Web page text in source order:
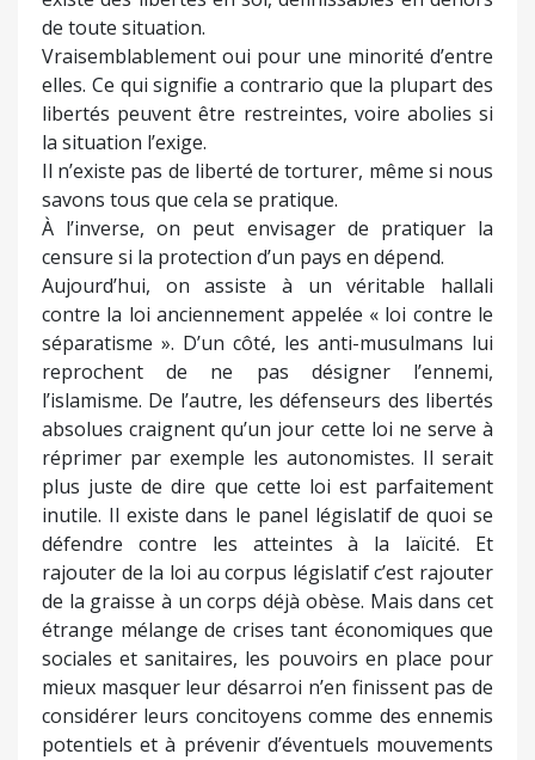
de toute situation.
Vraisemblablement oui pour une minorité d’entre
elles. Ce qui signifie a contrario que la plupart des
libertés peuvent être restreintes, voire abolies si
la situation l’exige.
Il n’existe pas de liberté de torturer, même si nous
savons tous que cela se pratique.
À l’inverse, on peut envisager de pratiquer la
censure si la protection d’un pays en dépend.
Aujourd’hui, on assiste à un véritable hallali
contre la loi anciennement appelée « loi contre le
séparatisme ». D’un côté, les anti-musulmans lui
reprochent de ne pas désigner l’ennemi,
l’islamisme. De l’autre, les défenseurs des libertés
absolues craignent qu’un jour cette loi ne serve à
réprimer par exemple les autonomistes. Il serait
plus juste de dire que cette loi est parfaitement
inutile. Il existe dans le panel législatif de quoi se
défendre contre les atteintes à la laïcité. Et
rajouter de la loi au corpus législatif c’est rajouter
de la graisse à un corps déjà obèse. Mais dans cet
étrange mélange de crises tant économiques que
sociales et sanitaires, les pouvoirs en place pour
mieux masquer leur désarroi n’en finissent pas de
considérer leurs concitoyens comme des ennemis
potentiels et à prévenir d’éventuels mouvements